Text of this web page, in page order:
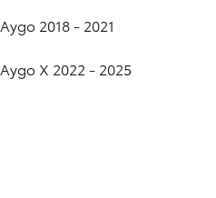
Aygo 2018 - 2021
Aygo X 2022 - 2025